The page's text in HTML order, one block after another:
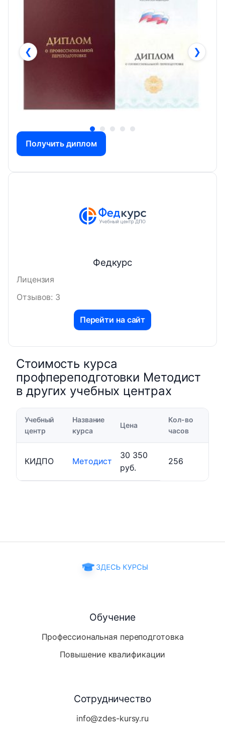
❮ ❯
Получить диплом
Федкурс
Лицензия
Отзывов: 3
Перейти на сайт
Стоимость курса
профпереподготовки Методист
в других учебных центрах
Учебный
центр
Название
курса
Цена
Кол-во
часов
КИДПО Методист
30 350
руб.
256
Обучение
Профессиональная переподготовка
Повышение квалификации
Сотрудничество
info@zdes-kursy.ru